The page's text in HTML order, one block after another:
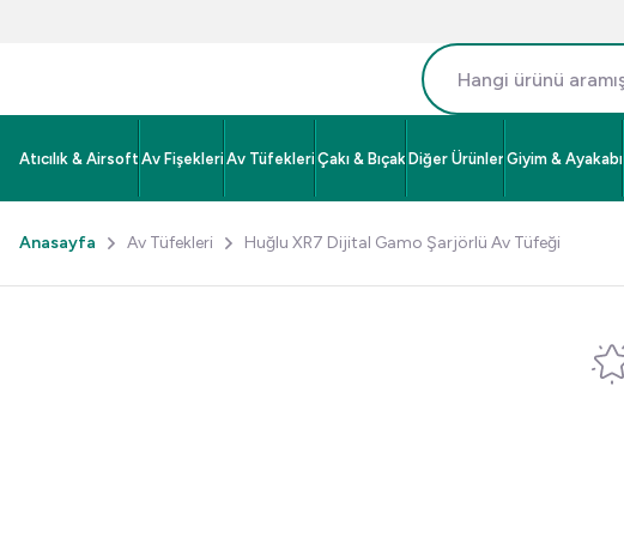
Atıcılık & Airsoft Av Fişekleri Av Tüfekleri Çakı & Bıçak Diğer Ürünler Giyim & Ayakabı
Anasayfa Av Tüfekleri Huğlu XR7 Dijital Gamo Şarjörlü Av Tüfeği